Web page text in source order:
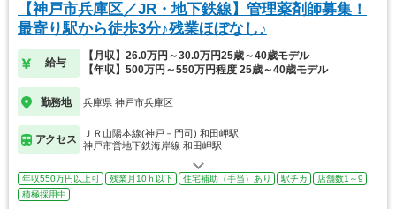
【神戸市兵庫区／JR・地下鉄線】管理薬剤師募集！
最寄り駅から徒歩3分♪残業ほぼなし♪
給与
【月収】26.0万円～30.0万円25歳～40歳モデル
【年収】500万円～550万円程度 25歳～40歳モデル
勤務地 兵庫県 神戸市兵庫区
アクセス
ＪＲ山陽本線(神戸－門司) 和田岬駅
神戸市営地下鉄海岸線 和田岬駅
年収550万円以上可 残業月10ｈ以下 住宅補助（手当）あり 駅チカ
店舗数1～9
積極採用中